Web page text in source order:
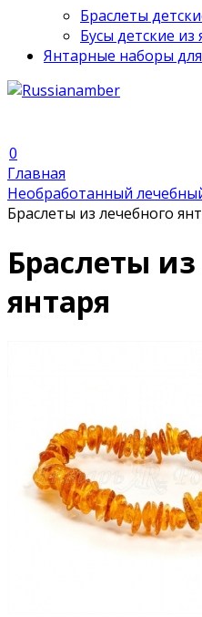
Браслеты
Бусы детские из
Янтарные наборы
0
Главная
Необработанный
Браслеты из лечебного
Браслеты
янтаря